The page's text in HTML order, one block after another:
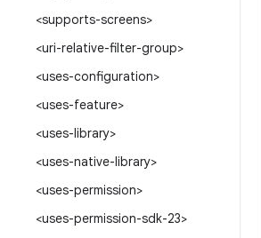
<supports-screens>
<uri-relative-filter-group>
<uses-configuration>
<uses-feature>
<uses-library>
<uses-native-library>
<uses-permission>
<uses-permission-sdk-23>